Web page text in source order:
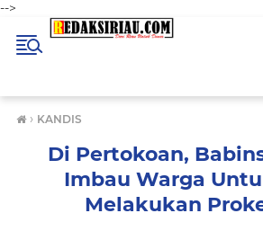
-->
› KANDIS
Di Pertokoan,
Imbau Warga
Melakukan